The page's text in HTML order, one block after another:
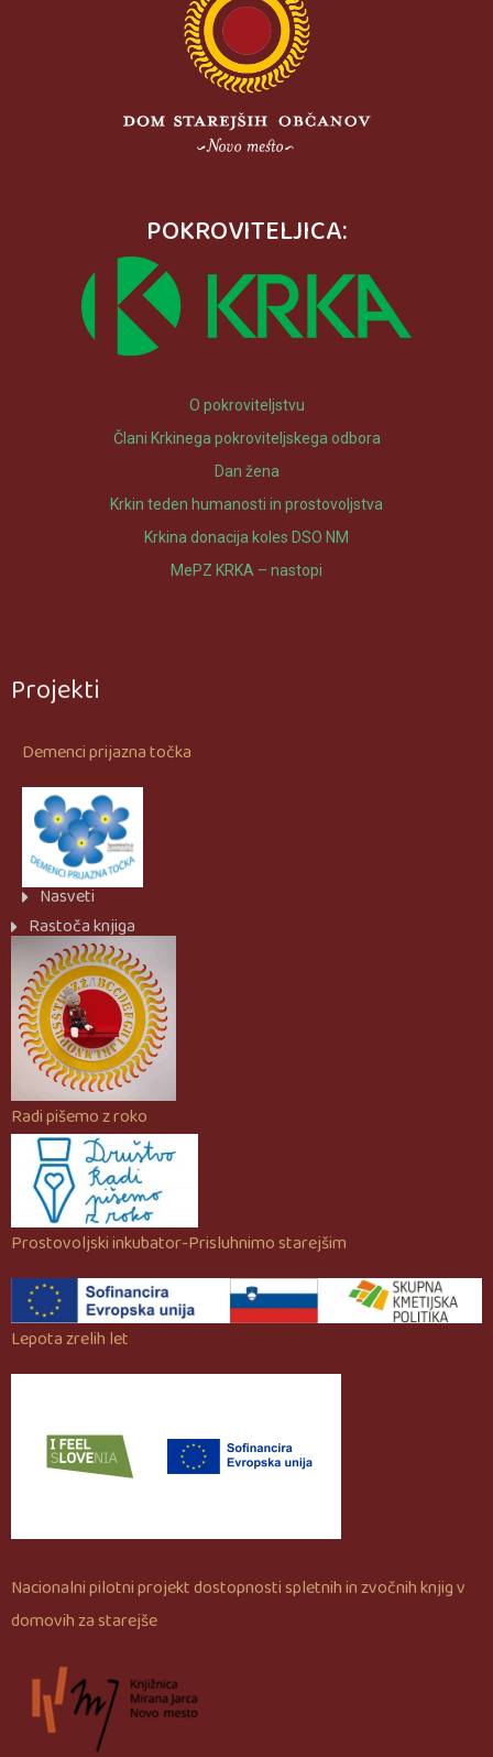
POKROVITELJICA:
O pokroviteljstvu
Člani Krkinega pokroviteljskega odbora
Dan žena
Krkin teden humanosti in prostovoljstva
Krkina donacija koles DSO NM
MePZ KRKA – nastopi
Projekti
Demenci prijazna točka
Nasveti
Rastoča knjiga
Radi pišemo z roko
Prostovoljski inkubator-Prisluhnimo starejšim
Lepota zrelih let
Nacionalni pilotni projekt dostopnosti spletnih in zvočnih knjig v
domovih za starejše